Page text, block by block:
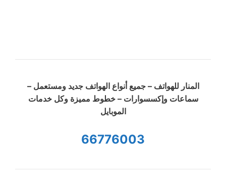
المنار للهواتف – جميع أنواع الهواتف جديد ومستعمل –
سماعات وإكسسوارات – خطوط مميزة وكل خدمات
الموبايل
66776003